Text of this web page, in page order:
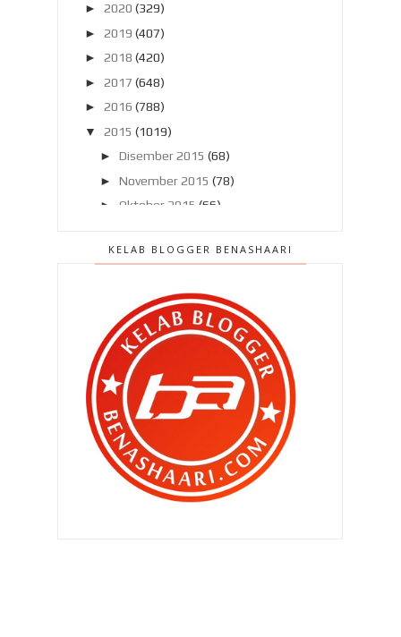
► 2020 (329)
► 2019 (407)
► 2018 (420)
► 2017 (648)
► 2016 (788)
▼
2015 (1019)
► Disember 2015 (68)
► November 2015 (78)
► Oktober 2015 (66)
►Ogos 2015(63)
Bila suri rumah tiada masa !
Bila ekslator buat hal !
Silver Cross Pop2 untuk Zahra Nur
Iman !
Tiga wanita ‘gergasi’ mengegar !
Menghilangkan parut demam
campak !
KELAB BLOGGER BENASHAARI